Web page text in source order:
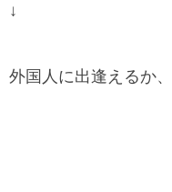
↓
外国人に出逢えるか、